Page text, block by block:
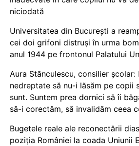
niciodată
Universitatea din București a
cei doi grifoni distruși în urma
anul 1944 pe frontonul Palatului
Aura Stănculescu, consilier școlar:
nedreptate să nu-i lăsăm pe copii
sunt. Suntem prea dornici să îi
să-i corectăm, să invalidăm ceea
Bugetele reale ale reconectării
poziția României la coada Uniunii